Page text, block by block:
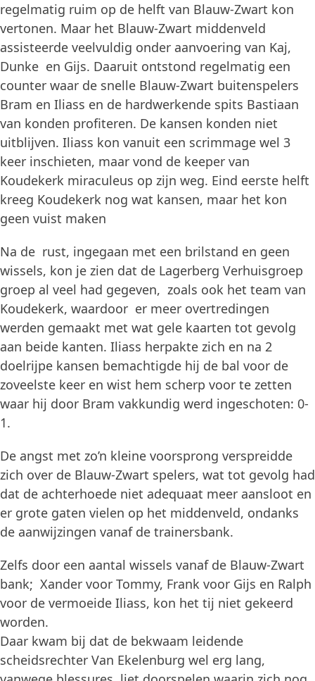
regelmatig ruim op de helft van Blauw-Zwart kon
vertonen. Maar het Blauw-Zwart middenveld
assisteerde veelvuldig onder aanvoering van Kaj,
Dunke en Gijs. Daaruit ontstond regelmatig een
counter waar de snelle Blauw-Zwart buitenspelers
Bram en Iliass en de hardwerkende spits Bastiaan
van konden profiteren. De kansen konden niet
uitblijven. Iliass kon vanuit een scrimmage wel 3
keer inschieten, maar vond de keeper van
Koudekerk miraculeus op zijn weg. Eind eerste helft
kreeg Koudekerk nog wat kansen, maar het kon
geen vuist maken
Na de rust, ingegaan met een brilstand en geen
wissels, kon je zien dat de Lagerberg Verhuisgroep
groep al veel had gegeven, zoals ook het team van
Koudekerk, waardoor er meer overtredingen
werden gemaakt met wat gele kaarten tot gevolg
aan beide kanten. Iliass herpakte zich en na 2
doelrijpe kansen bemachtigde hij de bal voor de
zoveelste keer en wist hem scherp voor te zetten
waar hij door Bram vakkundig werd ingeschoten: 0-
1.
De angst met zo’n kleine voorsprong verspreidde
zich over de Blauw-Zwart spelers, wat tot gevolg had
dat de achterhoede niet adequaat meer aansloot en
er grote gaten vielen op het middenveld, ondanks
de aanwijzingen vanaf de trainersbank.
Zelfs door een aantal wissels vanaf de Blauw-Zwart
bank; Xander voor Tommy, Frank voor Gijs en Ralph
voor de vermoeide Iliass, kon het tij niet gekeerd
worden.
Daar kwam bij dat de bekwaam leidende
scheidsrechter Van Ekelenburg wel erg lang,